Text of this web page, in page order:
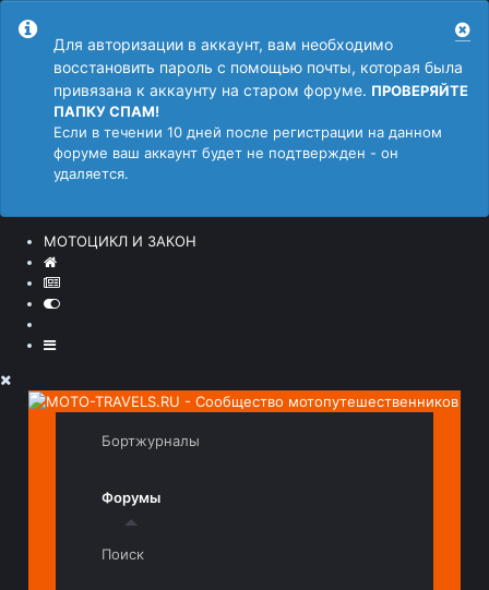
Для авторизации в аккаунт, вам необходимо
восстановить пароль с помощью почты, которая была
привязана к аккаунту на старом форуме. ПРОВЕРЯЙТЕ
ПАПКУ СПАМ!
Если в течении 10 дней после регистрации на данном
форуме ваш аккаунт будет не подтвержден - он
удаляется.
МОТОЦИКЛ И ЗАКОН
Бортжурналы
Форумы
Поиск